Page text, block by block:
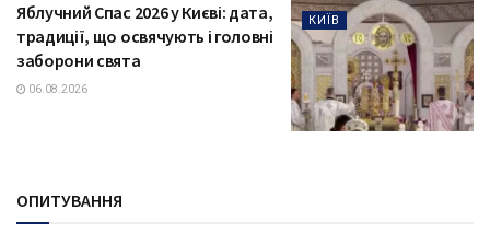
КИЇВ
Яблучний Спас 2026 у Києві: дата,
традиції, що освячують і головні
заборони свята
06.08.2026
ОПИТУВАННЯ